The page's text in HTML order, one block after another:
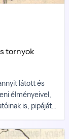
tornyok
látott és
élményeivel,
is, pipáját